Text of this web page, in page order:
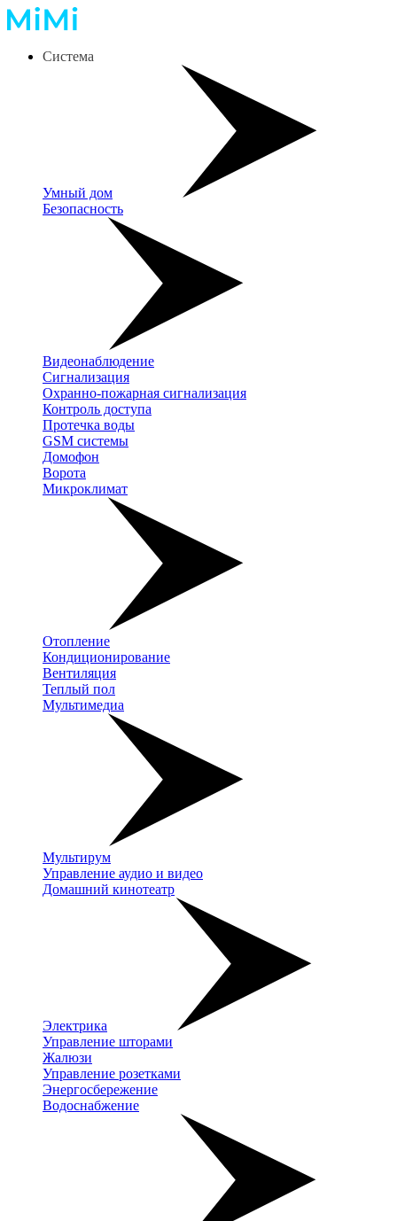
Система
Умный дом
Безопасность
Видеонаблюдение
Сигнализация
Охранно-пожарная сигнализация
Контроль доступа
Протечка воды
GSM системы
Домофон
Ворота
Микроклимат
Отопление
Кондиционирование
Вентиляция
Теплый пол
Мультимедиа
Мультирум
Управление аудио и видео
Домашний кинотеатр
Электрика
Управление шторами
Жалюзи
Управление розетками
Энергосбережение
Водоснабжение